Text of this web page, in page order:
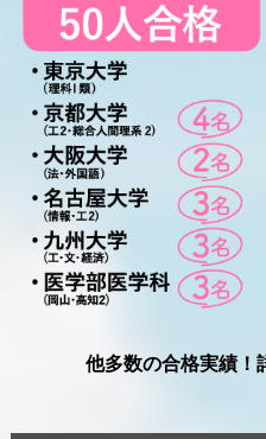
他多数の合格実績！